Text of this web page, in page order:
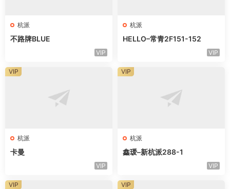
杭派
不路牌BLUE
VIP
杭派
HELLO–常青2F151-152
VIP
杭派
卡曼
VIP
VIP
杭派
鑫瑗–新杭派288-1
VIP
VIP
VIP VIP